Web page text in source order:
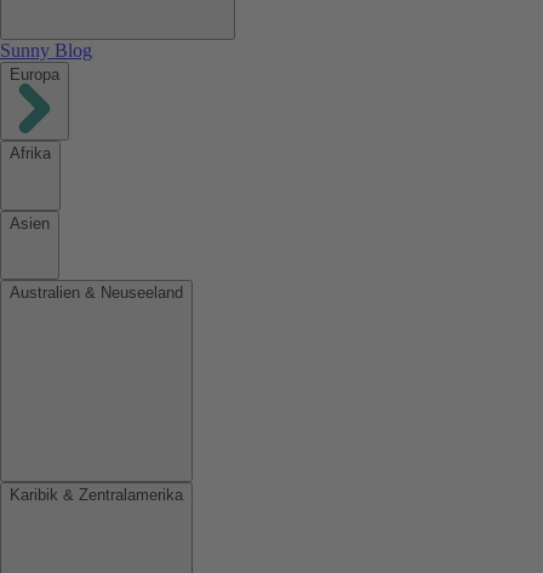
Sunny Blog
Europa
Afrika
Asien
Australien & Neuseeland
Karibik & Zentralamerika